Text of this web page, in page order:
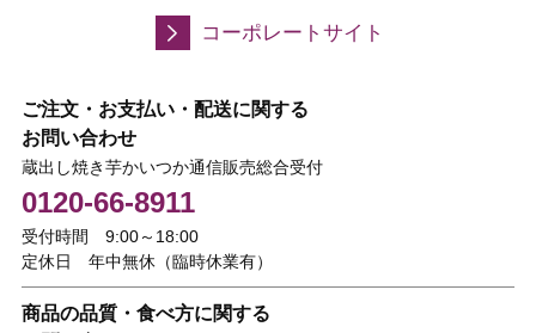
コーポレートサイト
ご注文・お支払い・配送に関する
お問い合わせ
蔵出し焼き芋かいつか通信販売総合受付
0120-66-8911
受付時間 9:00～18:00
定休日 年中無休（臨時休業有）
商品の品質・食べ方に関する